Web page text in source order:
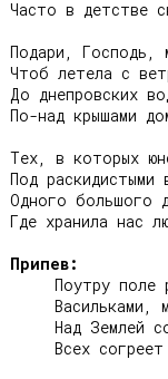
Часто в детстве
Подари, Господь,
Чтоб летела с
До днепровских
По-над крышами
Тех, в которых
Под раскидистыми
Одного большого
Где хранила нас
Припев: